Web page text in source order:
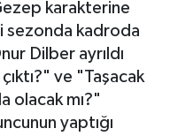
karakterine
sezonda kadroda
Dilber ayrıldı
ve "Taşacak
olacak mı?"
yaptığı